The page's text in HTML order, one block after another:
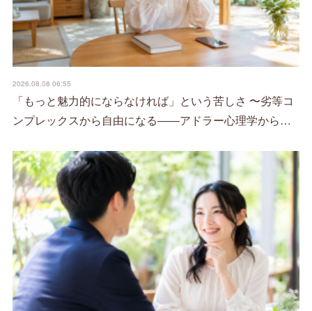
2026.08.08 06:55
「もっと魅力的にならなければ」という苦しさ 〜劣等コ
ンプレックスから自由になる――アドラー心理学から…